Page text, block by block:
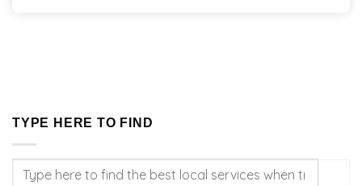
TYPE HERE TO FIND